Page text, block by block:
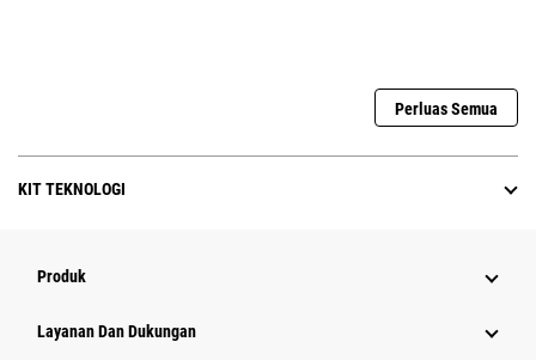
Perluas Semua
KIT TEKNOLOGI
Produk
Layanan Dan Dukungan